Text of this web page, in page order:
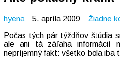
hyena 5. apríla 2009 Žiadne
Počas tých pár týždňov štúdia
ale ani tá záľaha informácií
nepríjemný fakt: všetko bola iba